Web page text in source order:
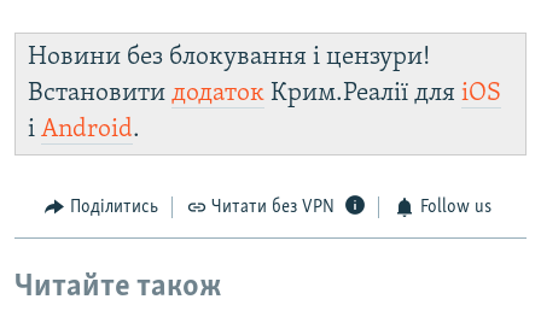
Новини без блокування і цензури!
Встановити додаток Крим.Реалії для iOS
і Android.
Поділитись Читати без VPN Follow us
Читайте також